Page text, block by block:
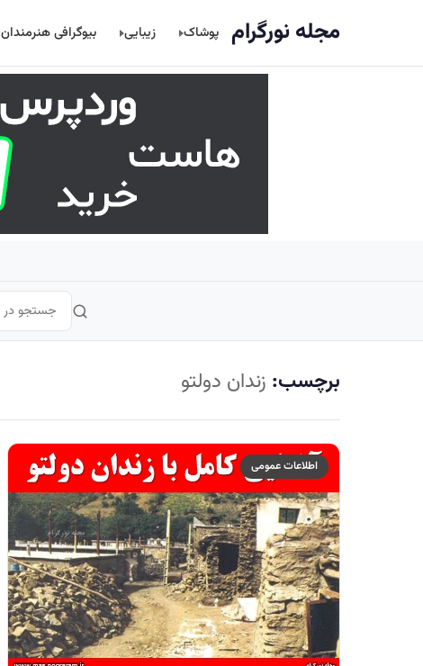
مجله نورگرام پوشاک زیبایی بیوگرافی هنرمندان
برچسب: زندان دولتو
اطلاعات عمومی